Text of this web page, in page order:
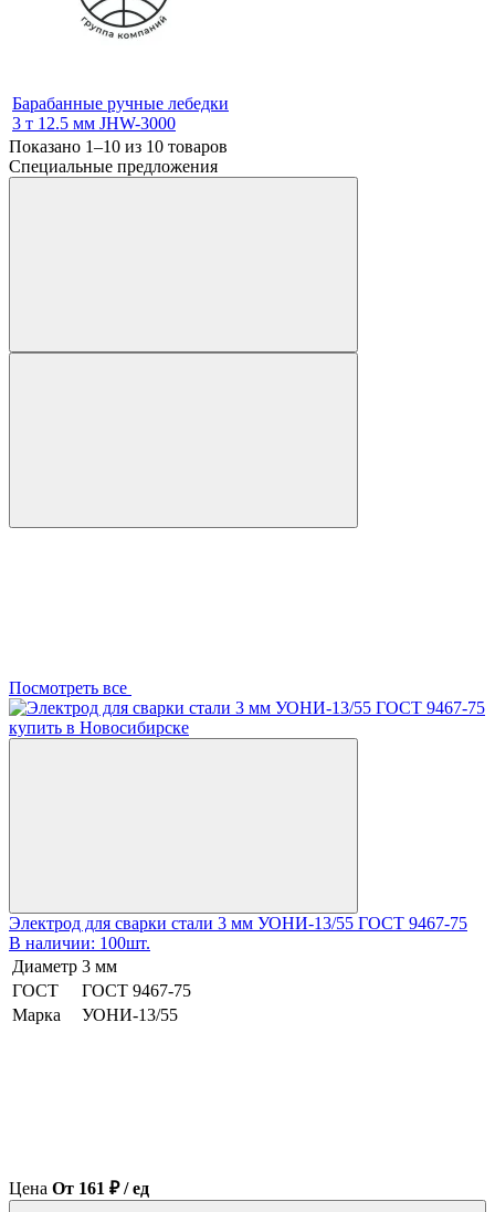
Барабанные ручные лебедки
3 т 12.5 мм JHW-3000
Показано 1–10 из 10 товаров
Специальные предложения
Посмотреть все
Электрод для сварки стали 3 мм УОНИ-13/55 ГОСТ 9467-75
В наличии: 100шт.
Диаметр 3 мм
ГОСТ
ГОСТ 9467-75
Марка
УОНИ-13/55
Цена От 161 ₽ / ед